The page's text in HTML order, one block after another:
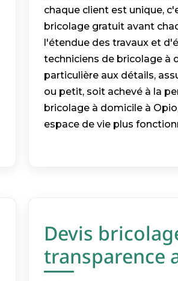
chaque client est unique,
bricolage gratuit avant
l'étendue des travaux et
techniciens de bricolage à
particulière aux détails,
ou petit, soit achevé à la
bricolage à domicile à
espace de vie plus
Devis
transparence